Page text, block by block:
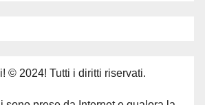
© 2024! Tutti i diritti riservati.